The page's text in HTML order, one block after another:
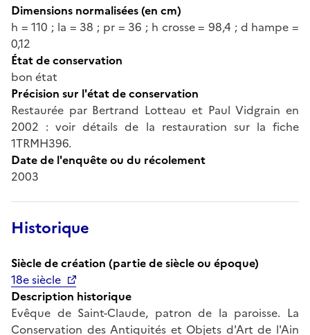
Dimensions normalisées (en cm)
h = 110 ; la = 38 ; pr = 36 ; h crosse = 98,4 ; d hampe =
0,12
État de conservation
bon état
Précision sur l'état de conservation
Restaurée par Bertrand Lotteau et Paul Vidgrain en
2002 : voir détails de la restauration sur la fiche
1TRMH396.
Date de l'enquête ou du récolement
2003
Historique
Siècle de création (partie de siècle ou époque)
18e siècle
Description historique
Evêque de Saint-Claude, patron de la paroisse. La
Conservation des Antiquités et Objets d'Art de l'Ain